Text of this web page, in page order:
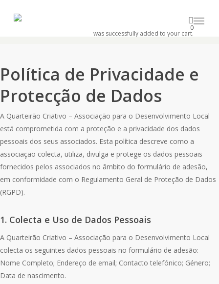
0
was successfully added to your cart.
Menu
Política de Privacidade e
Protecção de Dados
A Quarteirão Criativo – Associação para o Desenvolvimento Local
está comprometida com a proteção e a privacidade dos dados
pessoais dos seus associados. Esta política descreve como a
associação colecta, utiliza, divulga e protege os dados pessoais
fornecidos pelos associados no âmbito do formulário de adesão,
em conformidade com o Regulamento Geral de Proteção de Dados
(RGPD).
1. Colecta e Uso de Dados Pessoais
A Quarteirão Criativo – Associação para o Desenvolvimento Local
colecta os seguintes dados pessoais no formulário de adesão:
Nome Completo; Endereço de email; Contacto telefónico; Género;
Data de nascimento.